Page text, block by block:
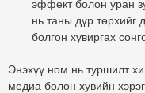
эффект болон уран
нь таны дүр төрхийг
болгон хувиргах
Энэхүү ном нь туршилт
медиа болон хувийн